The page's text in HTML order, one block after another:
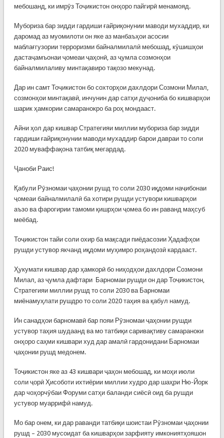
мебошанд, ки имрӯз Тоҷикистон онҳоро пайгирӣ менамояд.
Мубориза бар зидди гардиши ғайриқонунии маводи мухаддир, ки
даромад аз муомилоти он яке аз манбаъҳои асосии
маблағгузории терроризми байналмилалӣ мебошад, кӯшишҳои
дастаҷамъонаи ҷомеаи ҷаҳонӣ, аз ҷумла созмонҳои
байналмилаливу минтақавиро тақозо мекунад.
Дар ин самт Тоҷикистон бо сохторҳои дахлдори Созмони Милал,
созмонҳои минтақавӣ, инчунин дар сатҳи дуҷониба бо кишварҳои
шарик ҳамкории самаранокро ба роҳ мондааст.
Айни ҳол дар кишвар Стратегияи миллии мубориза бар зидди
гардиши ғайриқонунии маводи мухаддир барои давраи то соли
2020 муваффақона татбиқ мегардад.
Ҷаноби Раис!
Қабули Рӯзномаи ҷаҳонии рушд то соли 2030 иқдоми наҷибонаи
ҷомеаи байналмилалӣ ба хотири рушди устувори кишварҳои
аъзо ва фарогирии тамоми қишрҳои ҷомеа бо ин раванд маҳсуб
меёбад.
Тоҷикистон тайи соли охир ба мақсади пиёдасозии Ҳадафҳои
рушди устувор якчанд иқдоми муҳимро роҳандозӣ кардааст.
Ҳукумати кишвар дар ҳамкорӣ бо ниҳодҳои дахлдори Созмони
Милал, аз ҷумла дафтари Барномаи рушди он дар Тоҷикистон,
Стратегияи миллии рушд то соли 2030 ва Барномаи
миёнамуҳлати рушдро то соли 2020 таҳия ва қабул намуд.
Ин санадҳои барномавӣ бар пояи Рӯзномаи ҷаҳонии рушди
устувор таҳия шудаанд ва мо татбиқи саривақтиву самараноки
онҳоро саҳми кишвари худ дар амалӣ гардонидани Барномаи
ҷаҳонии рушд медонем.
Тоҷикистон яке аз 43 кишвари ҷаҳон мебошад, ки моҳи июли
соли ҷорӣ Ҳисоботи ихтиёрии миллии худро дар шаҳри Ню-Йорк
дар чоҳорчӯбаи Форуми сатҳи баланди сиёсӣ оид ба рушди
устувор муаррифӣ намуд.
Мо бар онем, ки дар раванди татбиқи шоистаи Рӯзномаи ҷаҳонии
рушд – 2030 мусоидат ба кишварҳои зарфияту имкониятҳояшон